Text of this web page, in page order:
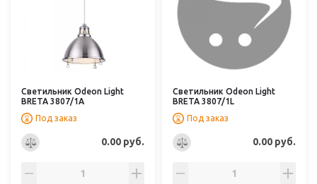
Светильник Odeon Light
BRETA 3807/1A
Под заказ
0.00 руб.
Светильник Odeon Light
BRETA 3807/1L
Под заказ
0.00 руб.